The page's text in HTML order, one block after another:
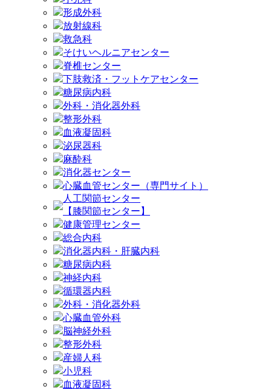
形成外科
放射線科
救急科
そけいヘルニアセンター
脊椎センター
下肢救済・フットケアセンター
糖尿病内科
外科・消化器外科
整形外科
血液凝固科
泌尿器科
麻酔科
消化器センター
心臓血管センター（専門サイト）
人工関節センター
【膝関節センター】
健康管理センター
総合内科
消化器内科・肝臓内科
糖尿病内科
神経内科
循環器内科
外科・消化器外科
心臓血管外科
脳神経外科
整形外科
産婦人科
小児科
血液凝固科